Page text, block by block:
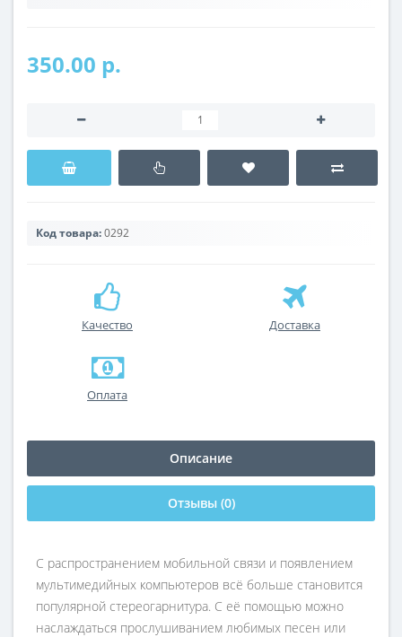
350.00 р.
Код товара:0292
Качество Доставка
Оплата
Описание
Отзывы (0)
С распространением мобильной связи и появлением
мультимедийных компьютеров всё больше становится
популярной стереогарнитура. С её помощью можно
наслаждаться прослушиванием любимых песен или